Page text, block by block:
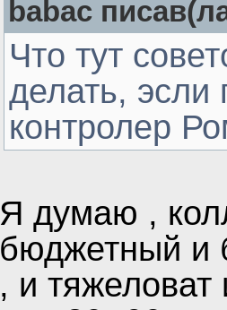
babac
Что тут
делать, эсли
контролер
Я думаю ,
бюджетный и
, и тяжеловат